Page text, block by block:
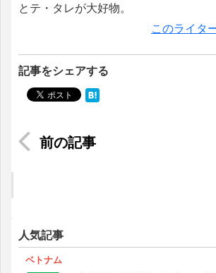
とテ・タレが大好物。
このライタ
記事をシェアする
マレーシアのインターナショナル
日本脱出！東南アジア転職で人生
人気記事
ベトナム